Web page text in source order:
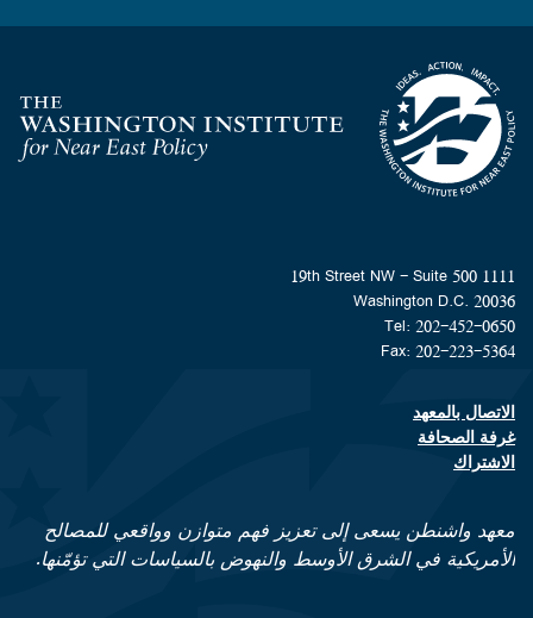
Homepage
1111 19th Street NW - Suite 500
Washington D.C. 20036
Tel: 202-452-0650
Fax: 202-223-5364
Footer contact links
الاتصال بالمعهد
غرفة الصحافة
الاشتراك
معهد واشنطن يسعى إلى تعزيز فهم متوازن وواقعي للمصالح
الأمريكية في الشرق الأوسط والنهوض بالسياسات التي تؤمّنها.